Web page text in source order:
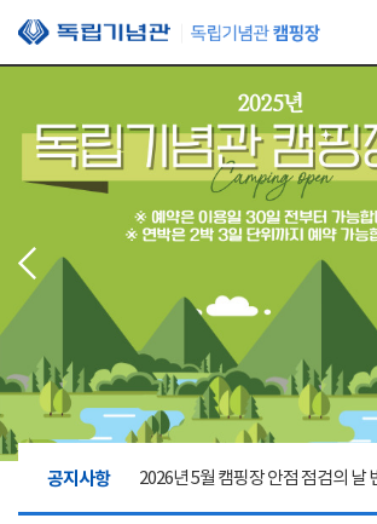
본문 바로가기
공지사항 2026년 5월 캠핑장 안점 점검의 날